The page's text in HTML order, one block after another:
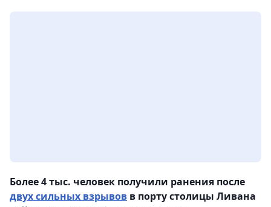
Более 4 тыс. человек получили ранения после
двух сильных взрывов в порту столицы Ливана